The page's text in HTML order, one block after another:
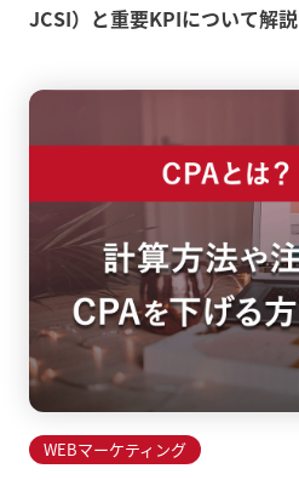
JCSI）と重要KPIについて解説
WEBマーケティング